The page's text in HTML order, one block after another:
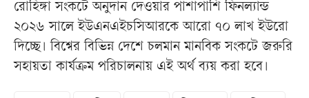
রোহিঙ্গা সংকটে অনুদান দেওয়ার পাশাপাশি ফিনল্যান্ড
২০২৬ সালে ইউএনএইচসিআরকে আরো ৭০ লাখ ইউরো
দিচ্ছে। বিশ্বের বিভিন্ন দেশে চলমান মানবিক সংকটে জরুরি
সহায়তা কার্যক্রম পরিচালনায় এই অর্থ ব্যয় করা হবে।